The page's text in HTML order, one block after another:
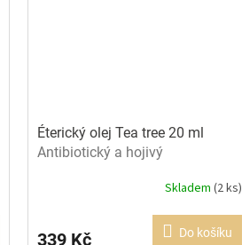
Éterický olej Tea tree 20 ml
Antibiotický a hojivý
je
Skladem (2 ks)
339 Kč Do košíku